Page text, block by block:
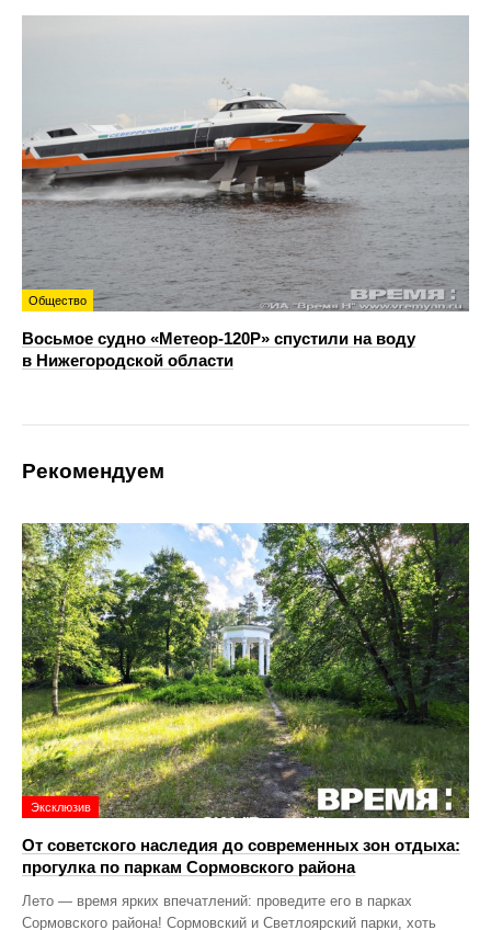
Общество
Восьмое судно «Метеор-120Р» спустили на воду
в Нижегородской области
Рекомендуем
Эксклюзив
От советского наследия до современных зон отдыха:
прогулка по паркам Сормовского района
Лето — время ярких впечатлений: проведите его в парках
Сормовского района! Сормовский и Светлоярский парки, хоть